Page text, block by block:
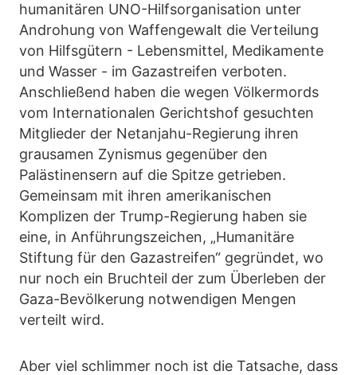
humanitären UNO-Hilfsorganisation unter
Androhung von Waffengewalt die Verteilung
von Hilfsgütern - Lebensmittel, Medikamente
und Wasser - im Gazastreifen verboten.
Anschließend haben die wegen Völkermords
vom Internationalen Gerichtshof gesuchten
Mitglieder der Netanjahu-Regierung ihren
grausamen Zynismus gegenüber den
Palästinensern auf die Spitze getrieben.
Gemeinsam mit ihren amerikanischen
Komplizen der Trump-Regierung haben sie
eine, in Anführungszeichen, „Humanitäre
Stiftung für den Gazastreifen“ gegründet, wo
nur noch ein Bruchteil der zum Überleben der
Gaza-Bevölkerung notwendigen Mengen
verteilt wird.
Aber viel schlimmer noch ist die Tatsache, dass